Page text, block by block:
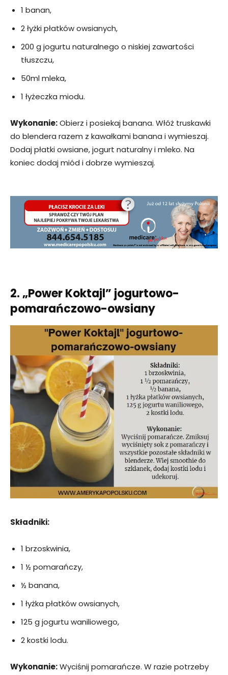
1 banan,
2 łyżki płatków owsianych,
200 g jogurtu naturalnego o niskiej zawartości
tłuszczu,
50ml mleka,
1 łyżeczka miodu.
Wykonanie:Obierz i posiekaj banana. Włóż truskawki
do blendera razem z kawałkami banana i wymieszaj.
Dodaj płatki owsiane, jogurt naturalny i mleko. Na
koniec dodaj miód i dobrze wymieszaj.
2. „Power Koktajl” jogurtowo-
pomarańczowo-owsiany
Składniki:
1 brzoskwinia,
1 ½ pomarańczy,
½ banana,
1 łyżka płatków owsianych,
125 g jogurtu waniliowego,
2 kostki lodu.
Wykonanie:Wyciśnij pomarańcze. W razie potrzeby